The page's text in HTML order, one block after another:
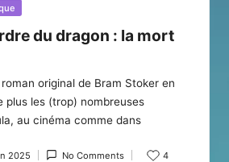
du dragon : la mort
original de Bram Stoker en
plus les (trop) nombreuses
au cinéma comme dans
2025 No Comments 4